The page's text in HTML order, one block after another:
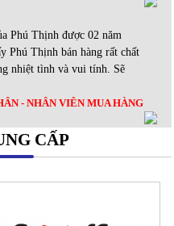
Phú Thịnh được 02 năm
Phú Thịnh bán hàng rất chất
nhiệt tình và vui tính. Sẽ
- NHÂN VIÊN MUA HÀNG
CẤP